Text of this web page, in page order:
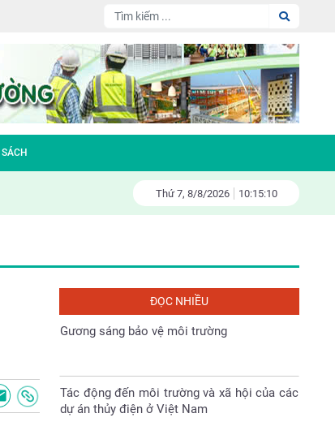
Thứ 7, 8/8/2026 10:15:11
ĐỌC NHIỀU
Nhà vách kính lớn- sát thủ năng lượng
Đại hội Hội nông dân huyện Sóc Sơn nhiệm
kỳ 2023-2028
Fiesta – đa tầng kinh doanh – đa tầng
Gương sáng bảo vệ môi trường
Tác động đến môi trường và xã hội của các
Bản tin Môi trường Xây dựng số 138